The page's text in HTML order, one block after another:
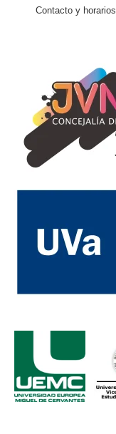
Contacto y horarios